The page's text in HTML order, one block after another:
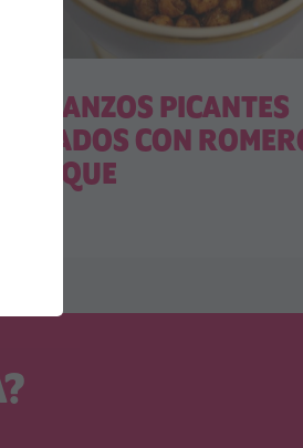
GARBANZOS PICANTES
TOSTADOS CON
ZUMAQUE